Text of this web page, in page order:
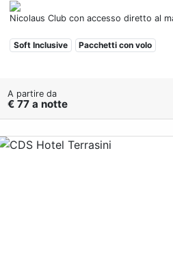
Nicolaus Club con accesso diretto al
Soft Inclusive Pacchetti con volo
A partire da
€ 77 a notte